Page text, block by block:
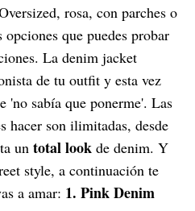
rosa, con parches o
opciones que puedes probar
La denim jacket
de tu outfit y esta vez
'no sabía que ponerme'. Las
hacer son ilimitadas, desde
un total look de denim. Y
style, a continuación te
a amar: 1. Pink Denim